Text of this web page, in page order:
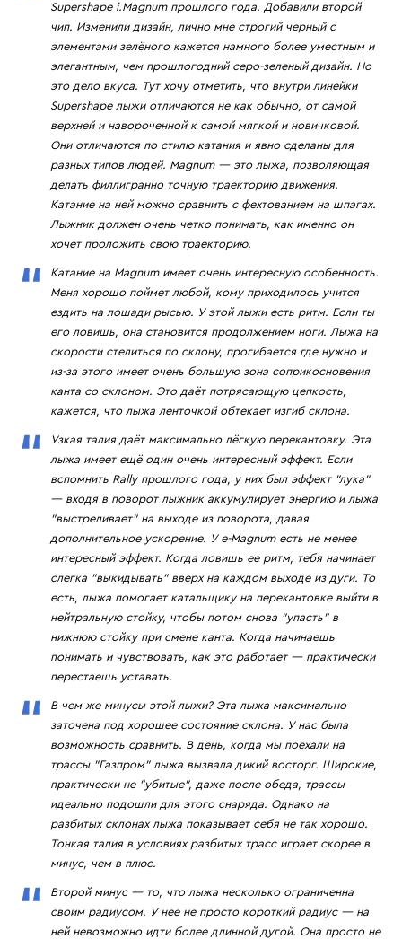
Supershape i.Magnum прошлого года. Добавили второй
чип. Изменили дизайн, лично мне строгий черный с
элементами зелёного кажется намного более уместным и
элегантным, чем прошлогодний серо-зеленый дизайн. Но
это дело вкуса. Тут хочу отметить, что внутри линейки
Supershape лыжи отличаются не как обычно, от самой
верхней и навороченной к самой мягкой и новичковой.
Они отличаются по стилю катания и явно сделаны для
разных типов людей. Magnum — это лыжа, позволяющая
делать филлигранно точную траекторию движения.
Катание на ней можно сравнить с фехтованием на шпагах.
Лыжник должен очень четко понимать, как именно он
хочет проложить свою траекторию.
Катание на Magnum имеет очень интересную особенность.
Меня хорошо поймет любой, кому приходилось учится
ездить на лошади рысью. У этой лыжи есть ритм. Если ты
его ловишь, она становится продолжением ноги. Лыжа на
скорости стелиться по склону, прогибается где нужно и
из-за этого имеет очень большую зона соприкосновения
канта со склоном. Это даёт потрясающую цепкость,
кажется, что лыжа ленточкой обтекает изгиб склона.
Узкая талия даёт максимально лёгкую перекантовку. Эта
лыжа имеет ещё один очень интересный эффект. Если
вспомнить Rally прошлого года, у них был эффект "лука"
— входя в поворот лыжник аккумулирует энергию и лыжа
"выстреливает" на выходе из поворота, давая
дополнительное ускорение. У e-Magnum есть не менее
интересный эффект. Когда ловишь ее ритм, тебя начинает
слегка "выкидывать" вверх на каждом выходе из дуги. То
есть, лыжа помогает катальщику на перекантовке выйти в
нейтральную стойку, чтобы потом снова "упасть" в
нижнюю стойку при смене канта. Когда начинаешь
понимать и чувствовать, как это работает — практически
перестаешь уставать.
В чем же минусы этой лыжи? Эта лыжа максимально
заточена под хорошее состояние склона. У нас была
возможность сравнить. В день, когда мы поехали на
трассы "Газпром" лыжа вызвала дикий восторг. Широкие,
практически не "убитые", даже после обеда, трассы
идеально подошли для этого снаряда. Однако на
разбитых склонах лыжа показывает себя не так хорошо.
Тонкая талия в условиях разбитых трасс играет скорее в
минус, чем в плюс.
Второй минус — то, что лыжа несколько ограниченна
своим радиусом. У нее не просто короткий радиус — на
ней невозможно идти более длинной дугой. Она просто не